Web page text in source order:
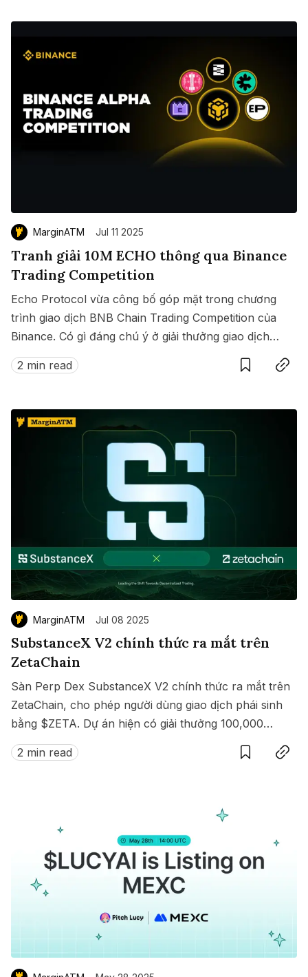
MarginATM Jul 11 2025
Tranh giải 10M ECHO thông qua Binance
Trading Competition
Echo Protocol vừa công bố góp mặt trong chương
trình giao dịch BNB Chain Trading Competition của
Binance. Có gì đáng chú ý ở giải thưởng giao dịch
này?
2 min read
SaveCopy link
MarginATM Jul 08 2025
SubstanceX V2 chính thức ra mắt trên
ZetaChain
Sàn Perp Dex SubstanceX V2 chính thức ra mắt trên
ZetaChain, cho phép người dùng giao dịch phái sinh
bằng $ZETA. Dự án hiện có giải thưởng 100,000
$ZETA diễn ra từ 8 đến 15/07/2025.
2 min read
SaveCopy link